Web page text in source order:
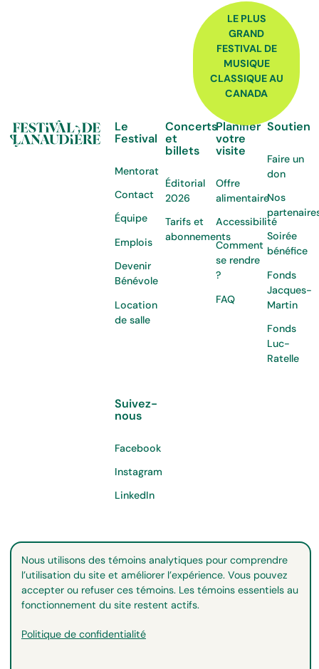
Nous utilisons des témoins analytiques pour comprendre
l’utilisation du site et améliorer l’expérience. Vous pouvez
accepter ou refuser ces témoins. Les témoins essentiels au
fonctionnement du site restent actifs.
Politique de confidentialité
LE PLUS
GRAND
FESTIVAL DE
MUSIQUE
CLASSIQUE AU
CANADA
Le
Festival
Mentorat
Contact
Équipe
Emplois
Devenir
Bénévole
Location
de salle
Concerts
et
billets
Éditorial
2026
Tarifs et
abonnements
Planifier
votre
visite
Offre
alimentaire
Accessibilité
Comment
se rendre
?
FAQ
Soutien
Faire un
don
Nos
Soirée
bénéfice
Fonds
Jacques-
Martin
Fonds
Luc-
Ratelle
Suivez-
nous
Facebook
Instagram
LinkedIn